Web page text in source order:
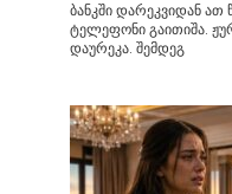
ბანკში დარეკვიდან
ტელეფონი გაითიშა.
დაურეკა. შემდეგ